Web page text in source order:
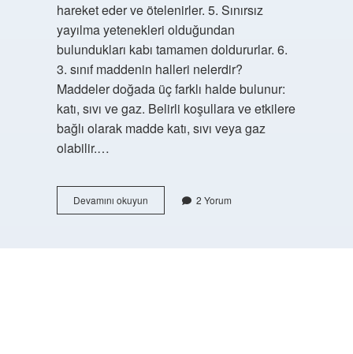
hareket eder ve ötelenirler. 5. Sınırsız
yayılma yetenekleri olduğundan
bulundukları kabı tamamen doldururlar. 6.
3. sınıf maddenin halleri nelerdir?
Maddeler doğada üç farklı halde bulunur:
katı, sıvı ve gaz. Belirli koşullara ve etkilere
bağlı olarak madde katı, sıvı veya gaz
olabilir.…
Devamını okuyunMaddenin
Ayırt
2 Yorum